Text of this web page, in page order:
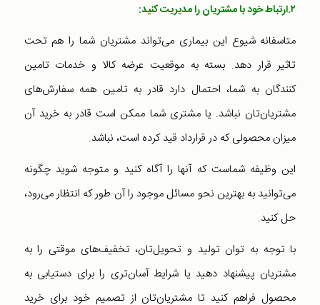
۲.ارتباط خود با مشتریان را مدیریت کنید:
متاسفانه شیوع این بیماری می‌تواند مشتریان‌ شما را هم تحت
تاثیر قرار دهد. بسته به موقعیت عرضه کالا و خدمات تامین
کنندگان به شما، احتمال دارد قادر به تامین همه سفارش‌های
مشتریان‌تان نباشد. یا مشتری شما ممکن است قادر به خرید آن
میزان محصولی که در قرارداد قید کرده است، نباشد.
این وظیفه شماست که آنها را آگاه کنید و متوجه شوید چگونه
می‌توانید به بهترین نحو مسائل موجود را آن طور که انتظار می‌رود،
حل کنید.
با توجه به توان تولید و تحویل‌تان، تخفیف‌های موقتی را به
مشتریان پیشنهاد دهید یا شرایط آسان‌تری را برای دستیابی به
محصول فراهم کنید تا مشتریان‌تان از تصمیم خود برای خرید